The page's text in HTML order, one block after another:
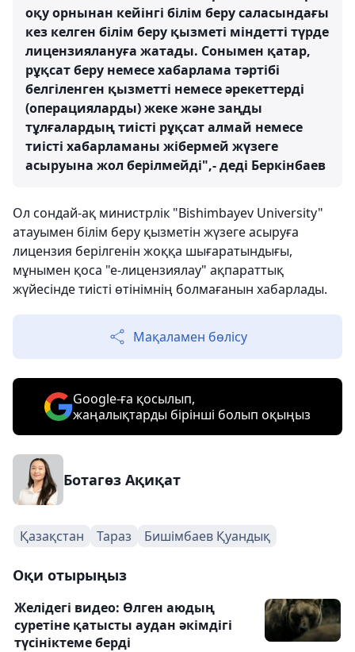
оқу орнынан кейінгі білім беру саласындағы
кез келген білім беру қызметі міндетті түрде
лицензиялануға жатады. Сонымен қатар,
рұқсат беру немесе хабарлама тәртібі
белгіленген қызметті немесе әрекеттерді
(операцияларды) жеке және заңды
тұлғалардың тиісті рұқсат алмай немесе
тиісті хабарламаны жібермей жүзеге
асыруына жол берілмейді",- деді Беркінбаев
Ол сондай-ақ министрлік "Bishimbayev University"
атауымен білім беру қызметін жүзеге асыруға
лицензия берілгенін жоққа шығаратындығы,
мұнымен қоса "е-лицензиялау" ақпараттық
жүйесінде тиісті өтінімнің болмағанын хабарлады.
Мақаламен бөлісу
Google-ға қосылып,
жаңалықтарды бірінші болып оқыңыз
Ботагөз Ақиқат
Қазақстан Тараз Бишімбаев Қуандық
Оқи отырыңыз
Желідегі видео: Өлген аюдың
суретіне қатысты аудан әкімдігі
түсініктеме берді